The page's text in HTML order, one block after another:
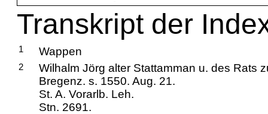
Transkript der
1 Wappen
2
Wilhalm Jörg alter Stattamman u. des Rats
Bregenz. s. 1550. Aug. 21.
St. A. Vorarlb. Leh.
Stn. 2691.